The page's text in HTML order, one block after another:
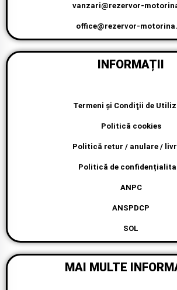
vanzari@rezervor-
office@rezervor-
INFORMAȚII
Termeni şi Condiţii de
Politică cookies
Politică retur / anulare /
Politică de
ANPC
ANSPDCP
SOL
MAI MULTE